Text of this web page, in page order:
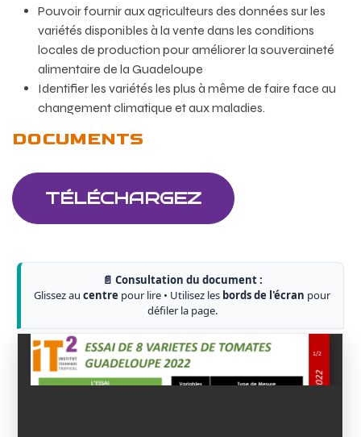
Pouvoir fournir aux agriculteurs des données sur les
variétés disponibles à la vente dans les conditions
locales de production pour améliorer la souveraineté
alimentaire de la Guadeloupe
Identifier les variétés les plus à même de faire face au
changement climatique et aux maladies.
DOCUMENTS
TÉLÉCHARGEZ
📄 Consultation du document :
Glissez au centre pour lire • Utilisez les bords de l'écran pour
défiler la page.